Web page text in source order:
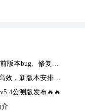
、常见问题记录汇总！
，新版本安排😎😎
公测版发布🔥🔥
介